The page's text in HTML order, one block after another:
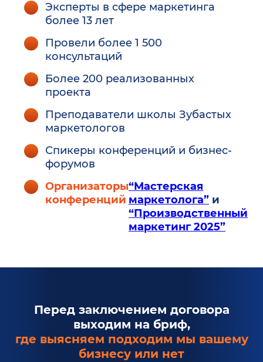
Эксперты в сфере маркетинга
более 13 лет
Провели более 1 500
консультаций
Более 200 реализованных
проекта
Преподаватели школы Зубастых
маркетологов
Спикеры конференций и бизнес-
форумов
Организаторы
конференций
“Мастерская
маркетолога” и
“Производственный
маркетинг 2025”
Перед заключением договора
выходим на бриф,
где выясняем подходим мы вашему
бизнесу или нет